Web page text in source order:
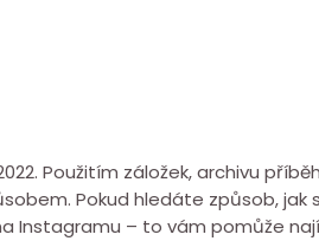
Použitím záložek, archivu
Pokud hledáte způsob, jak
Instagramu – to vám pomůže